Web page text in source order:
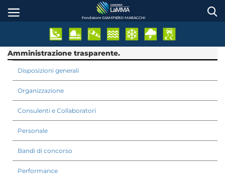
Fondatore GIAMPIERO MARACCHI
Amministrazione trasparente.
Disposizioni generali
Organizzazione
Consulenti e Collaboratori
Personale
Bandi di concorso
Performance